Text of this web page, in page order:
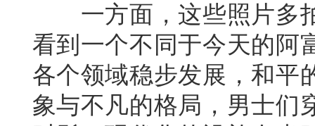
一方面，这些照片多拍
看到一个不同于今天的阿
各个领域稳步发展，和平
象与不凡的格局，男士们